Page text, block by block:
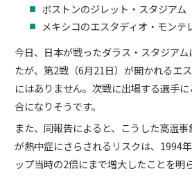
ボストンのジレット・スタジアム
メキシコのエスタディオ・モンテ
今日、日本が戦ったダラス・スタジア
たが、第2戦（6月21日）が開かれるエ
にはありません。次戦に出場する選手
合になりそうです。
また、同報告によると、こうした高温
が熱中症にさらされるリスクは、1994
ップ当時の2倍にまで増大したことを明